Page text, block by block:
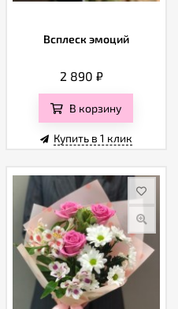
Всплеск эмоций
2 890 ₽
В корзину
Купить в 1 клик